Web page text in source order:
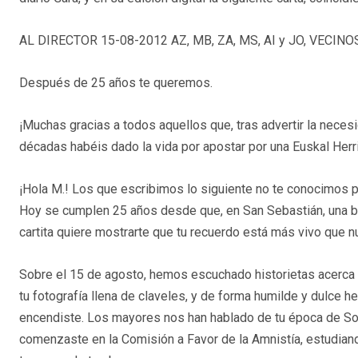
AL DIRECTOR 15-08-2012 AZ, MB, ZA, MS, AI y JO,
Después de 25 años te queremos.
¡Muchas gracias a todos aquellos que, tras advertir la
décadas habéis dado la vida por apostar por una Euskal
¡Hola M.! Los que escribimos lo siguiente no te
Hoy se cumplen 25 años desde que, en San Sebastián,
cartita quiere mostrarte que tu recuerdo está más vivo que
Sobre el 15 de agosto, hemos escuchado historietas
tu fotografía llena de claveles, y de forma humilde y dulce
encendiste. Los mayores nos han hablado de tu época de
comenzaste en la Comisión a Favor de la Amnistía,